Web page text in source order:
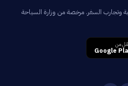
وتجارب السفر. مرخصة من وزارة السياحة
من
Google